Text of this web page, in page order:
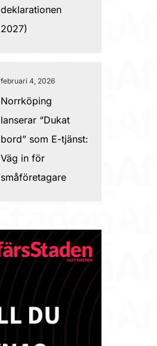
deklarationen
2027)
februari 4, 2026
Norrköping
lanserar “Dukat
bord” som E-tjänst:
Väg in för
småföretagare